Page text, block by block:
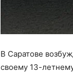
В Саратове
своему 13-